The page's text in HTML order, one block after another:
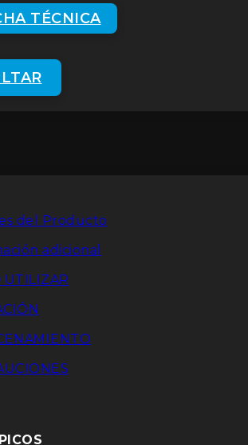
TÉCNICA
del Producto
adicional
UTILIZAR